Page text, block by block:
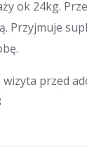
ok 24kg.
Przyjmuje
przed